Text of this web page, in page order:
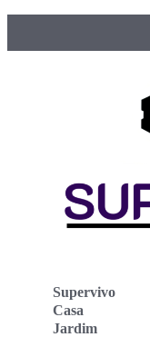
Supervivo
Casa
Jardim